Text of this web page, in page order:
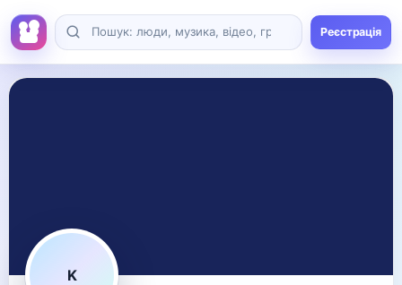
Реєстрація
K